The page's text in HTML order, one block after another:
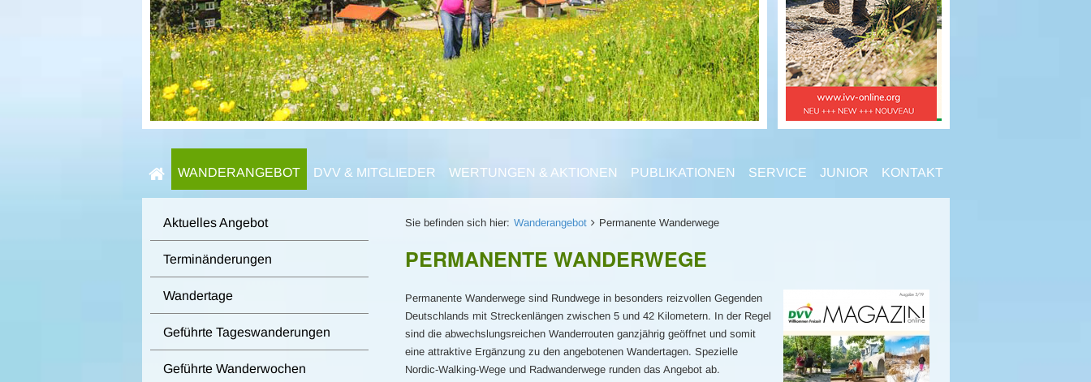
WANDERANGEBOT DVV & MITGLIEDER WERTUNGEN & AKTIONEN PUBLIKATIONEN SERVICE JUNIOR KONTAKT
Sie befinden sich hier: Wanderangebot Permanente Wanderwege
PERMANENTE WANDERWEGE
Permanente Wanderwege sind Rundwege in besonders reizvollen Gegenden
Deutschlands mit Streckenlängen zwischen 5 und 42 Kilometern. In der Regel
sind die abwechslungsreichen Wanderrouten ganzjährig geöffnet und somit
eine attraktive Ergänzung zu den angebotenen Wandertagen. Spezielle
Nordic-Walking-Wege und Radwanderwege runden das Angebot ab.
Aktuelles Angebot
Terminänderungen
Wandertage
Geführte Tageswanderungen
Geführte Wanderwochen